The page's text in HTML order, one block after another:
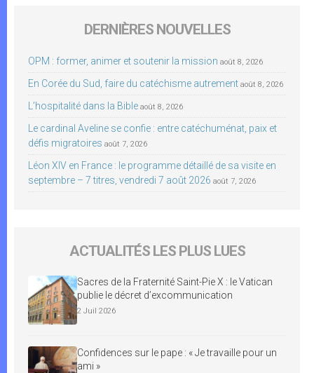
DERNIÈRES NOUVELLES
OPM : former, animer et soutenir la mission août 8, 2026
En Corée du Sud, faire du catéchisme autrement août 8, 2026
L’hospitalité dans la Bible août 8, 2026
Le cardinal Aveline se confie : entre catéchuménat, paix et
défis migratoires août 7, 2026
Léon XIV en France : le programme détaillé de sa visite en
septembre – 7 titres, vendredi 7 août 2026 août 7, 2026
ACTUALITÉS LES PLUS LUES
Sacres de la Fraternité Saint-Pie X : le Vatican
publie le décret d’excommunication
2 Juil 2026
Confidences sur le pape : « Je travaille pour un
ami »